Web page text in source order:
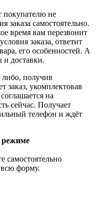
покупателю не
заказа самостоятельно.
время вам перезвонит
заказа, ответит
его особенностей. А
и доставки.
либо, получив
заказ, укомплектовав
на
сейчас. Получает
телефон и ждёт
режиме
самостоятельно
всю форму.